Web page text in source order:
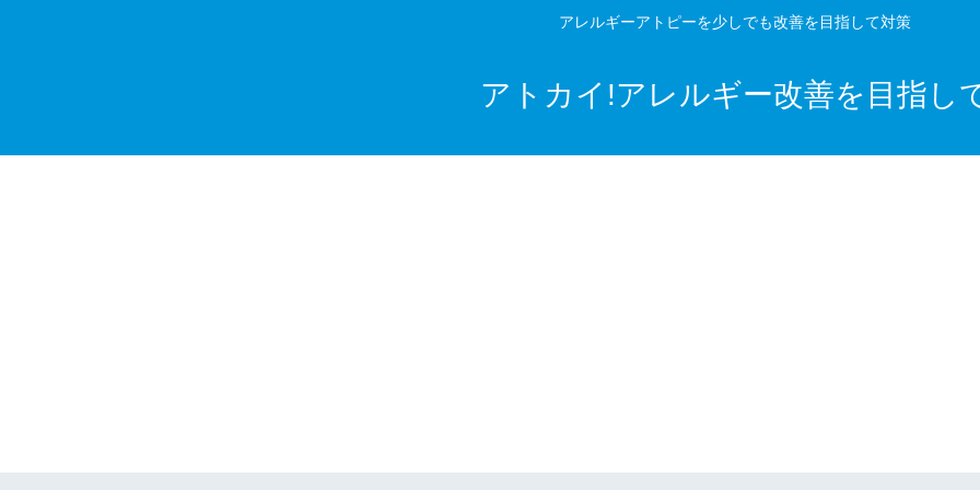
アレルギーアトピーを少しでも改善を目指して対策
アトカイ!アレルギー改善を目指し